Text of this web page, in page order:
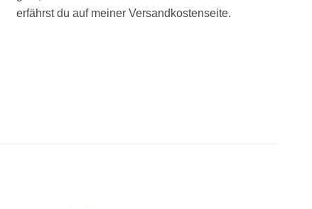
erfährst du auf meiner Versandkostenseite.